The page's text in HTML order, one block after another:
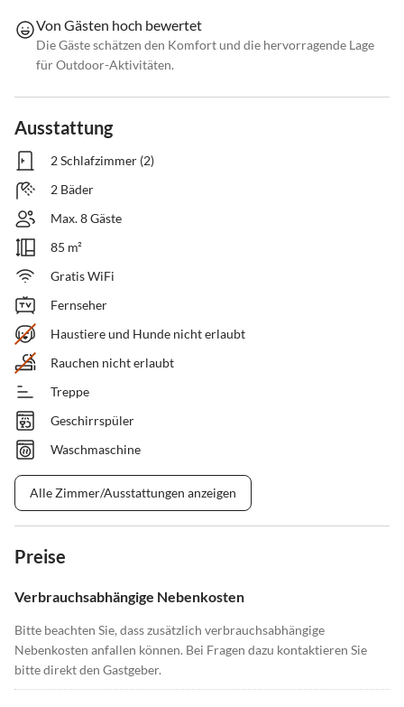
Von Gästen hoch bewertet
Die Gäste schätzen den Komfort und die hervorragende Lage
für Outdoor-Aktivitäten.
Ausstattung
2 Schlafzimmer (2)
2 Bäder
Max. 8 Gäste
85 m²
Gratis WiFi
Fernseher
Haustiere und Hunde nicht erlaubt
Rauchen nicht erlaubt
Treppe
Geschirrspüler
Waschmaschine
Alle Zimmer/Ausstattungen anzeigen
Preise
Verbrauchsabhängige Nebenkosten
Bitte beachten Sie, dass zusätzlich verbrauchsabhängige
Nebenkosten anfallen können. Bei Fragen dazu kontaktieren Sie
bitte direkt den Gastgeber.